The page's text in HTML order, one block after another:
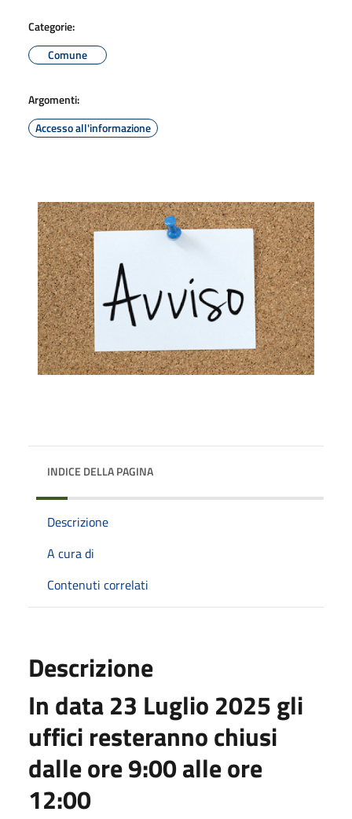
Categorie:
Comune
Argomenti:
Accesso all'informazione
INDICE DELLA PAGINA
Descrizione
A cura di
Contenuti correlati
Descrizione
In data 23 Luglio 2025 gli
uffici resteranno chiusi
dalle ore 9:00 alle ore
12:00